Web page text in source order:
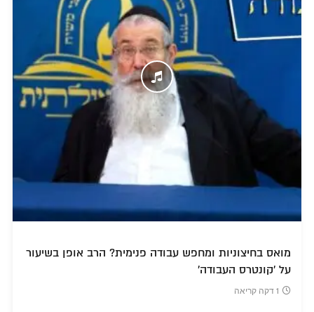
מואס בחיצוניות ומחפש עבודה פנימית? הרב אופן בשיעור
על 'קונטרס העבודה'
1 דקה קריאה